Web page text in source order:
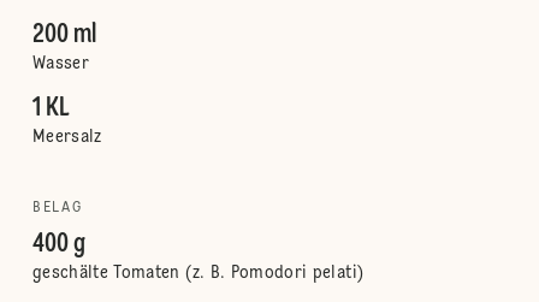
200 ml
Wasser
1 KL
Meersalz
BELAG
400 g
geschälte Tomaten (z. B. Pomodori pelati)